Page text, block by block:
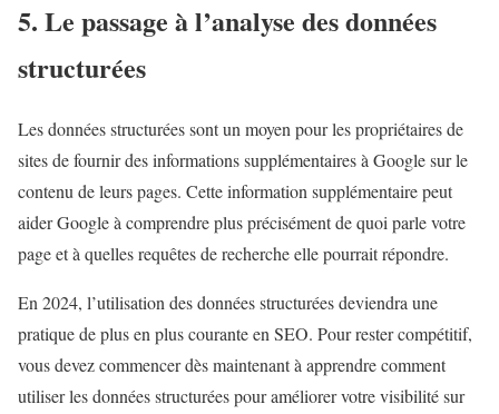
5. Le passage à l’analyse des données
structurées
Les données structurées sont un moyen pour les propriétaires de
sites de fournir des informations supplémentaires à Google sur le
contenu de leurs pages. Cette information supplémentaire peut
aider Google à comprendre plus précisément de quoi parle votre
page et à quelles requêtes de recherche elle pourrait répondre.
En 2024, l’utilisation des données structurées deviendra une
pratique de plus en plus courante en SEO. Pour rester compétitif,
vous devez commencer dès maintenant à apprendre comment
utiliser les données structurées pour améliorer votre visibilité sur